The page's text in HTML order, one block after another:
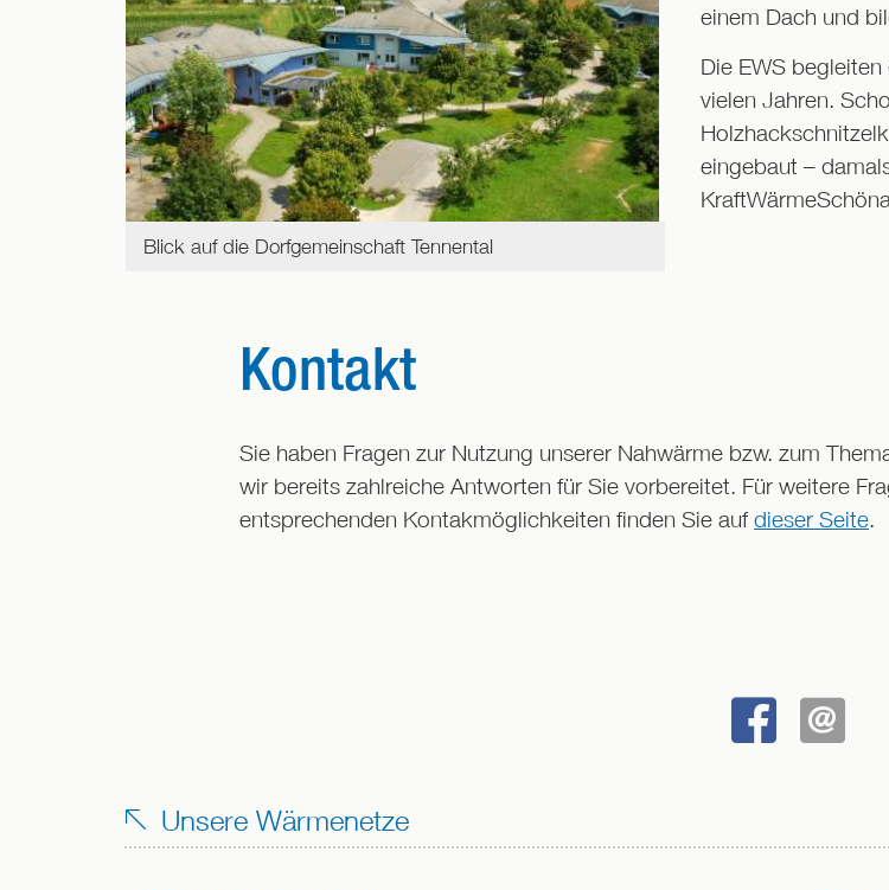
Blick auf die Dorfgemeinschaft Tennental
einem Dach und
Die EWS
vielen Jahren.
eingebaut –
Kontakt
Sie haben Fragen zur Nutzung unserer Nahwärme bzw. zum
wir bereits zahlreiche Antworten für Sie vorbereitet. Für weitere
entsprechenden Kontakmöglichkeiten finden Sie aufdieser Seite.
Unsere Wärmenetze